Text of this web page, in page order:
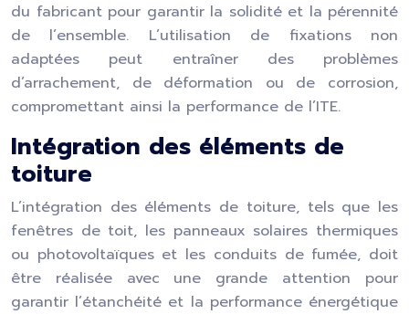
du fabricant pour garantir la solidité et la pérennité
de l’ensemble. L’utilisation de fixations non
adaptées peut entraîner des problèmes
d’arrachement, de déformation ou de corrosion,
compromettant ainsi la performance de l’ITE.
Intégration des éléments de
toiture
L’intégration des éléments de toiture, tels que les
fenêtres de toit, les panneaux solaires thermiques
ou photovoltaïques et les conduits de fumée, doit
être réalisée avec une grande attention pour
garantir l’étanchéité et la performance énergétique